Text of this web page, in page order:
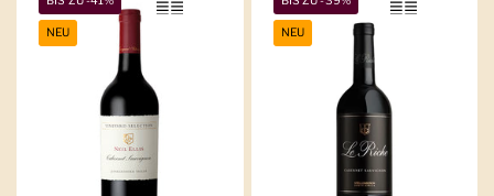
NEU NEU